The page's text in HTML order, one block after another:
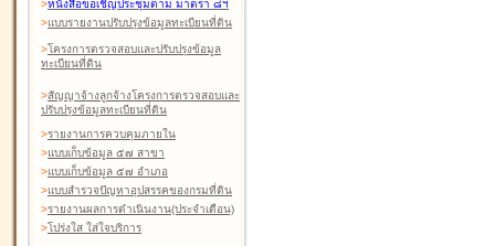
>หนังสือขอเชิญประชุมตาม มาตรา ๘ฯ
>แบบรายงานปรับปรุงข้อมูลทะเบียนที่ดิน
>โครงการตรวจสอบและปรับปรุงข้อมูล
ทะเบียนที่ดิน
>สัญญาจ้างลูกจ้างโครงการตรวจสอบและ
ปรับปรุงข้อมูลทะเบียนที่ดิน
>รายงานการควบคุมภายใน
>แบบเก็บข้อมูล ๕๗ สาขา
>แบบเก็บข้อมูล ๕๗ อำเภอ
>แบบสำรวจปัญหาอุปสรรคของกรมที่ดิน
>รายงานผลการดำเนินงาน(ประจำเดือน)
>โปร่งใส ใส่ใจบริการ